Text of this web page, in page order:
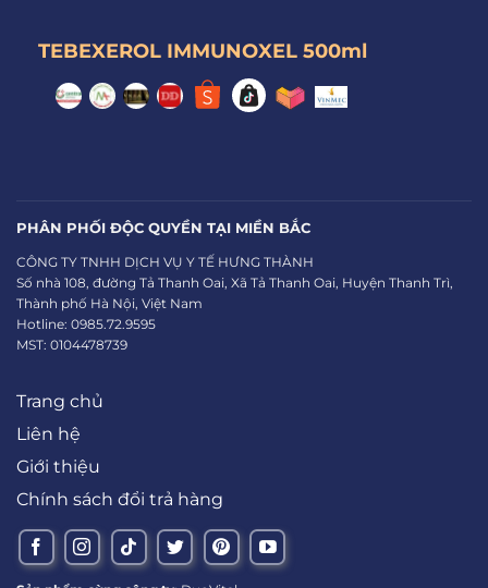
TEBEXEROL IMMUNOXEL 500ml
PHÂN PHỐI ĐỘC QUYỀN TẠI MIỀN BẮC
CÔNG TY TNHH DỊCH VỤ Y TẾ HƯNG THÀNH
Số nhà 108, đường Tả Thanh Oai, Xã Tả Thanh Oai, Huyện Thanh Trì,
Thành phố Hà Nội, Việt Nam
Hotline: 0985.72.9595
MST: 0104478739
Trang chủ
Liên hệ
Giới thiệu
Chính sách đổi trả hàng